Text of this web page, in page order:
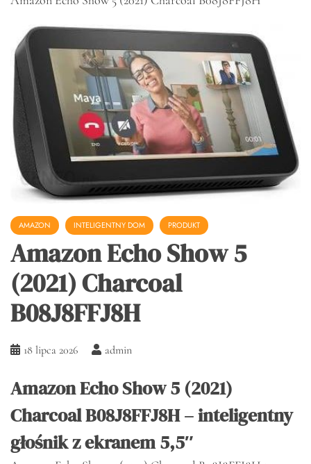
AMAZON INTELIGENTNY DOM PRODUKT
Amazon Echo Show 5
(2021) Charcoal
B08J8FFJ8H
18 lipca 2026 admin
Amazon Echo Show 5 (2021)
Charcoal B08J8FFJ8H – inteligentny
głośnik z ekranem 5,5″